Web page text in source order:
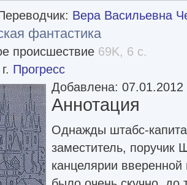
Вера Васильевна
фантастика
происшествие 69K, 6 с.
Прогресс
Добавлена: 07.01.2012
Аннотация
Однажды штабс-
заместитель, поручик
канцелярии